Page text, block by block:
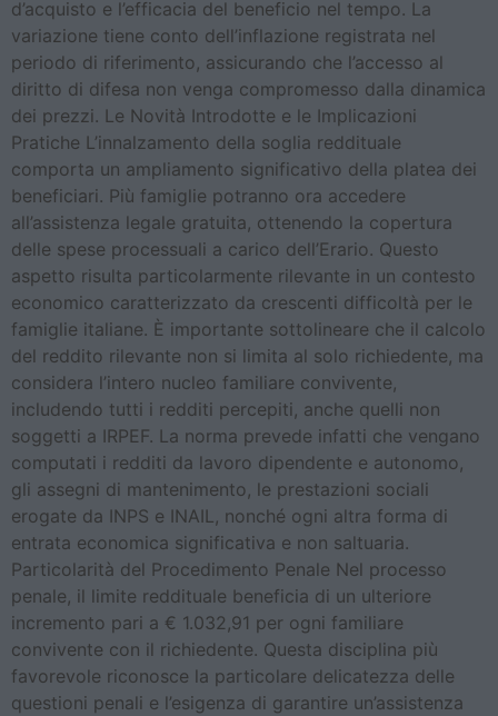
d’acquisto e l’efficacia del beneficio nel tempo. La
variazione tiene conto dell’inflazione registrata nel
periodo di riferimento, assicurando che l’accesso al
diritto di difesa non venga compromesso dalla dinamica
dei prezzi. Le Novità Introdotte e le Implicazioni
Pratiche L’innalzamento della soglia reddituale
comporta un ampliamento significativo della platea dei
beneficiari. Più famiglie potranno ora accedere
all’assistenza legale gratuita, ottenendo la copertura
delle spese processuali a carico dell’Erario. Questo
aspetto risulta particolarmente rilevante in un contesto
economico caratterizzato da crescenti difficoltà per le
famiglie italiane. È importante sottolineare che il calcolo
del reddito rilevante non si limita al solo richiedente, ma
considera l’intero nucleo familiare convivente,
includendo tutti i redditi percepiti, anche quelli non
soggetti a IRPEF. La norma prevede infatti che vengano
computati i redditi da lavoro dipendente e autonomo,
gli assegni di mantenimento, le prestazioni sociali
erogate da INPS e INAIL, nonché ogni altra forma di
entrata economica significativa e non saltuaria.
Particolarità del Procedimento Penale Nel processo
penale, il limite reddituale beneficia di un ulteriore
incremento pari a € 1.032,91 per ogni familiare
convivente con il richiedente. Questa disciplina più
favorevole riconosce la particolare delicatezza delle
questioni penali e l’esigenza di garantire un’assistenza